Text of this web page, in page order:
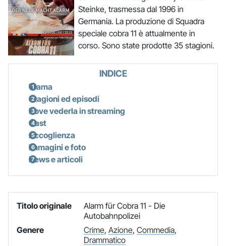
Steinke, trasmessa dal 1996 in
Germania. La produzione di Squadra
speciale cobra 11 è attualmente in
corso. Sono state prodotte 35 stagioni.
INDICE
Trama
Stagioni ed episodi
Dove vederla in streaming
Cast
Accoglienza
Immagini e foto
News e articoli
Titolo originale
Alarm für Cobra 11 - Die
Autobahnpolizei
Genere
Crime, Azione, Commedia,
Drammatico